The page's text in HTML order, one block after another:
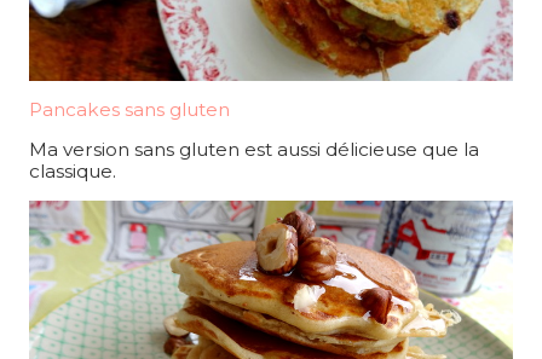
Pancakes sans gluten
Ma version sans gluten est aussi délicieuse que la
classique.